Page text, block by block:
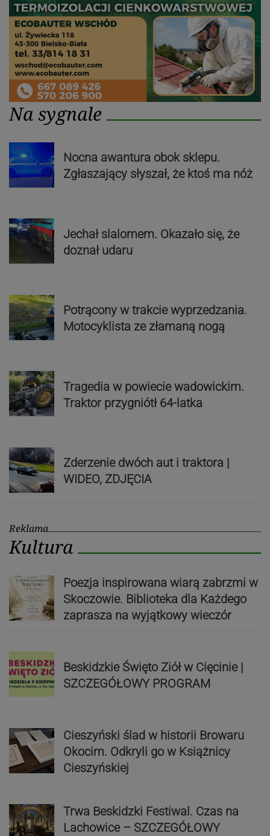
Na sygnale
Nocna awantura obok sklepu.
Zgłaszający słyszał, że ktoś ma nóż
Jechał slalomem. Okazało się, że
doznał udaru
Potrącony w trakcie wyprzedzania.
Motocyklista ze złamaną nogą
Tragedia w powiecie wadowickim.
Traktor przygniótł 64-latka
Zderzenie dwóch aut i traktora |
WIDEO, ZDJĘCIA
Reklama
Kultura
Poezja inspirowana wiarą zabrzmi w
Skoczowie. Biblioteka dla Każdego
zaprasza na wyjątkowy wieczór
Beskidzkie Święto Ziół w Cięcinie |
SZCZEGÓŁOWY PROGRAM
Cieszyński ślad w historii Browaru
Okocim. Odkryli go w Książnicy
Cieszyńskiej
Trwa Beskidzki Festiwal. Czas na
Lachowice – SZCZEGÓŁOWY